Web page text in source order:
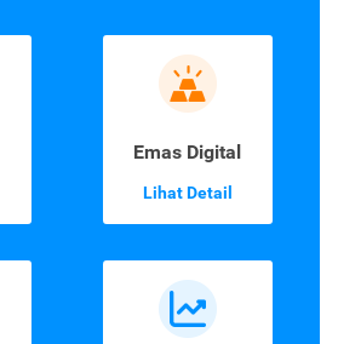
Emas Digital
Lihat Detail